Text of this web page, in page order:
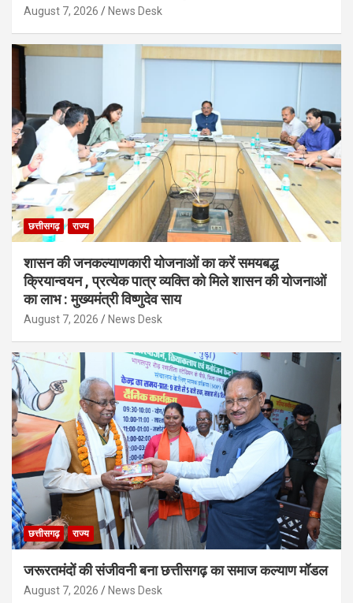
August 7, 2026 News Desk
छत्तीसगढ़ राज्य
शासन की जनकल्याणकारी योजनाओं का करें समयबद्ध
क्रियान्वयन , प्रत्येक पात्र व्यक्ति को मिले शासन की योजनाओं
का लाभ : मुख्यमंत्री विष्णुदेव साय
August 7, 2026 News Desk
छत्तीसगढ़ राज्य
जरूरतमंदों की संजीवनी बना छत्तीसगढ़ का समाज कल्याण मॉडल
August 7, 2026 News Desk